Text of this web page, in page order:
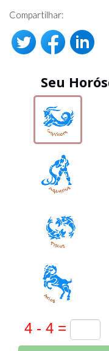
Compartilhar:
Seu